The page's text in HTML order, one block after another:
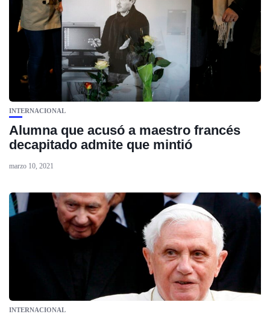
INTERNACIONAL
Alumna que acusó a maestro francés
decapitado admite que mintió
marzo 10, 2021
INTERNACIONAL